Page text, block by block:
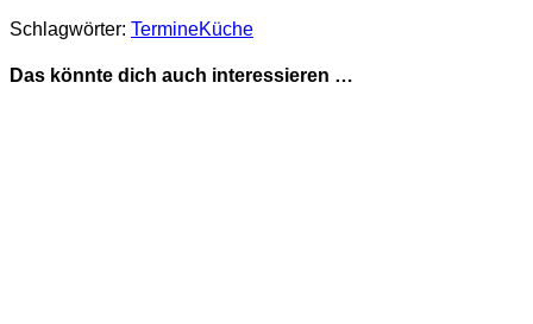
Schlagwörter: TermineKüche
Das könnte dich auch interessieren …